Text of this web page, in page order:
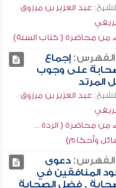
عبد العزيز بن مرزوق
من محاضرة ( كتاب السنة)
الفهرس:إجماع
على وجوب
المرتد
عبد العزيز بن مرزوق
من محاضرة ( الردة ..
وأحكام)
الفهرس:دعوى
المنافقين في
, فضل الصحابة